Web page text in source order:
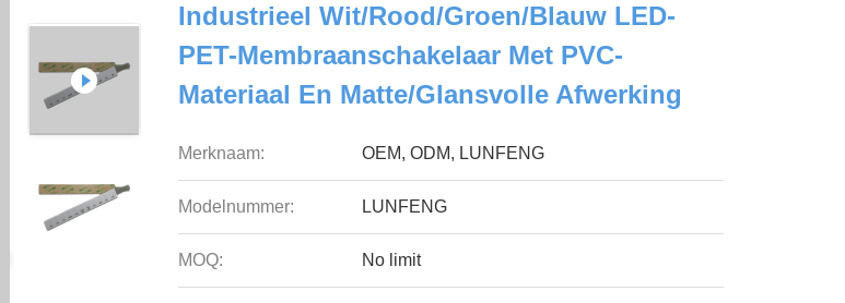
Industrieel Wit/rood/groen/blauw LED-
PET-Membraanschakelaar Met PVC-
Materiaal En Matte/glansvolle Afwerking
Merknaam: OEM, ODM, LUNFENG
Modelnummer: LUNFENG
MOQ: No limit